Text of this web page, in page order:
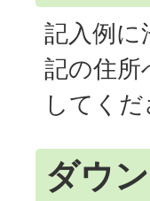
記入例に
記の住所
してくだ
ダウ